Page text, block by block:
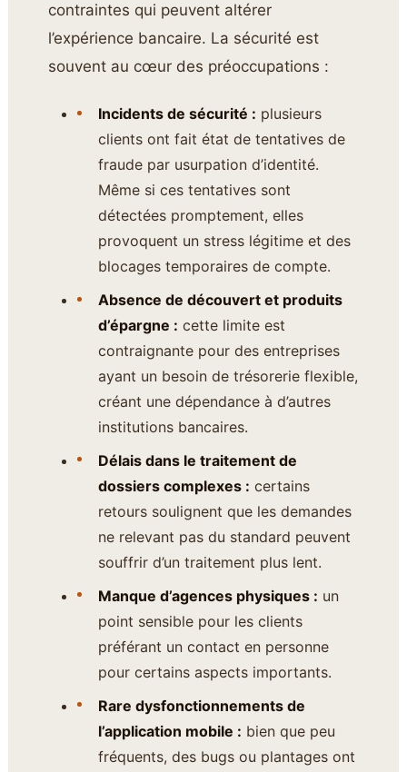
contraintes qui peuvent altérer
l’expérience bancaire. La sécurité est
souvent au cœur des préoccupations :
Incidents de sécurité : plusieurs
clients ont fait état de tentatives de
fraude par usurpation d’identité.
Même si ces tentatives sont
détectées promptement, elles
provoquent un stress légitime et des
blocages temporaires de compte.
Absence de découvert et produits
d’épargne : cette limite est
contraignante pour des entreprises
ayant un besoin de trésorerie flexible,
créant une dépendance à d’autres
institutions bancaires.
Délais dans le traitement de
dossiers complexes : certains
retours soulignent que les demandes
ne relevant pas du standard peuvent
souffrir d’un traitement plus lent.
Manque d’agences physiques : un
point sensible pour les clients
préférant un contact en personne
pour certains aspects importants.
Rare dysfonctionnements de
l’application mobile : bien que peu
fréquents, des bugs ou plantages ont